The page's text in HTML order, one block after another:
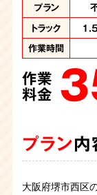
プラン
トラック
1.5
作業時間
作業
料金
プラン内
大阪府堺市西区
プラン
1.5
み
トラック 1.5
作業時間
作業
プラン内
プラン
トラック
2
作業時間
作業
料金
プラン内
施設に入所され